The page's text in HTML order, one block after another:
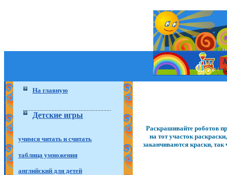
На главную
Детские игры
учимся читать и считать
таблица умножения
английский для детей
Раскрашивайте роботов
на тот участок
заканчиваются краски,